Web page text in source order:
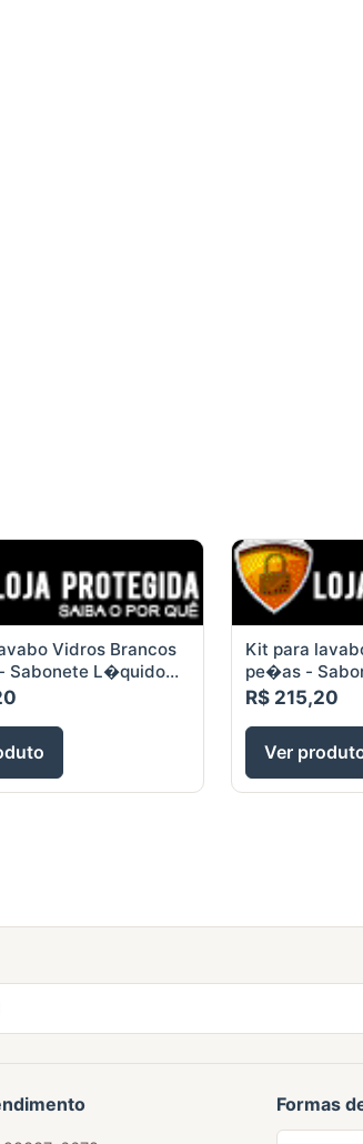
Vidros Brancos
Sabonete L�quido
aromas 100ml
Kit para
pe�as -
250ml e
R$ 215,20
Ver
Formas